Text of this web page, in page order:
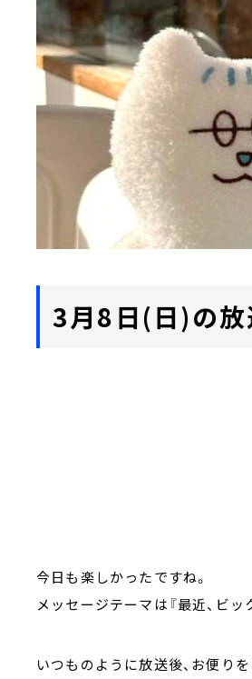
3月8日(日)の放
今日も楽しかったですね。
メッセージテーマは『最近、ビッ
いつものように放送後、お便り